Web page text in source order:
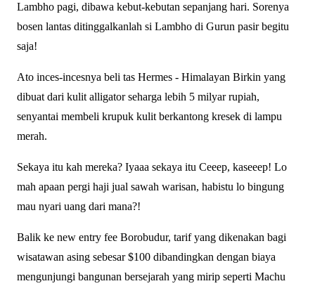
Lambho pagi, dibawa kebut-kebutan sepanjang hari. Sorenya
bosen lantas ditinggalkanlah si Lambho di Gurun pasir begitu
saja!
Ato inces-incesnya beli tas Hermes - Himalayan Birkin yang
dibuat dari kulit alligator seharga lebih 5 milyar rupiah,
senyantai membeli krupuk kulit berkantong kresek di lampu
merah.
Sekaya itu kah mereka? Iyaaa sekaya itu Ceeep, kaseeep! Lo
mah apaan pergi haji jual sawah warisan, habistu lo bingung
mau nyari uang dari mana?!
Balik ke new entry fee Borobudur, tarif yang dikenakan bagi
wisatawan asing sebesar $100 dibandingkan dengan biaya
mengunjungi bangunan bersejarah yang mirip seperti Machu